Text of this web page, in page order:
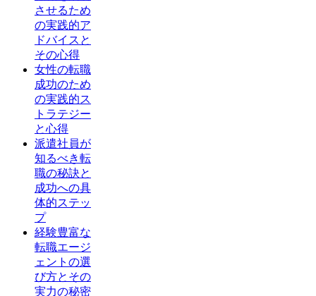
させるため
の実践的ア
ドバイスと
その心得
女性の転職
成功のため
の実践的ス
トラテジー
と心得
派遣社員が
知るべき転
職の秘訣と
成功への具
体的ステッ
プ
経験豊富な
転職エージ
ェントの選
び方とその
実力の秘密